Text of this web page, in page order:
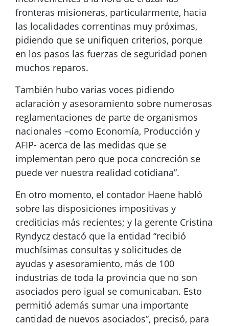
fronteras misioneras, particularmente, hacia
las localidades correntinas muy próximas,
pidiendo que se unifiquen criterios, porque
en los pasos las fuerzas de seguridad ponen
muchos reparos.
También hubo varias voces pidiendo
aclaración y asesoramiento sobre numerosas
reglamentaciones de parte de organismos
nacionales –como Economía, Producción y
AFIP- acerca de las medidas que se
implementan pero que poca concreción se
puede ver nuestra realidad cotidiana”.
En otro momento, el contador Haene habló
sobre las disposiciones impositivas y
crediticias más recientes; y la gerente Cristina
Ryndycz destacó que la entidad “recibió
muchísimas consultas y solicitudes de
ayudas y asesoramiento, más de 100
industrias de toda la provincia que no son
asociados pero igual se comunicaban. Esto
permitió además sumar una importante
cantidad de nuevos asociados”, precisó, para